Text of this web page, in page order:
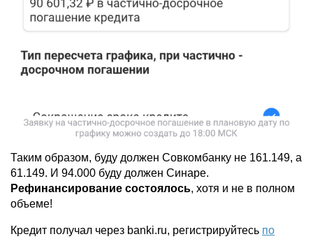
Таким образом, буду должен Совкомбанку не 161.149, а
61.149. И 94.000 буду должен Синаре.
Рефинансирование состоялось, хотя и не в полном
объеме!
Кредит получал через banki.ru, регистрируйтесь по